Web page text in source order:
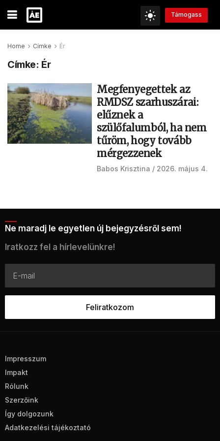
Támogass
Home Címke Ér
Címke: Ér
Megfenyegettek az
RMDSZ szarhuszárai:
elűznek a
szülőfalumból, ha nem
tűröm, hogy tovább
mérgezzenek
Babos Krisztina 2026. május 4.
Ne maradj le egyetlen új bejegyzésről sem!
Iratkozz fel a hírlevelünkre!
Impresszum
Impakt
Rólunk
Szerzőink
Így dolgozunk
Adatkezelési tájékoztató